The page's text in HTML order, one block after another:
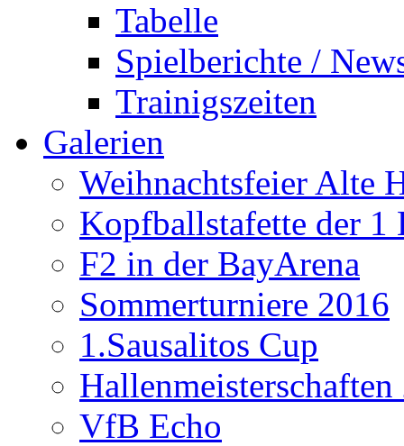
Tabelle
Spielberichte /
Trainigszeiten
Galerien
Weihnachtsfeier Alte
Kopfballstafette der 1
F2 in der BayArena
Sommerturniere 2016
1.Sausalitos Cup
Hallenmeisterschaften
VfB Echo